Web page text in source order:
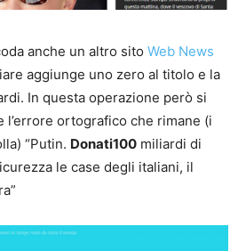
anche un altro sito Web News
aggiunge uno zero al titolo e la
In questa operazione però si
l’errore ortografico che rimane (i
“Putin. Donati100 miliardi di
le case degli italiani, il